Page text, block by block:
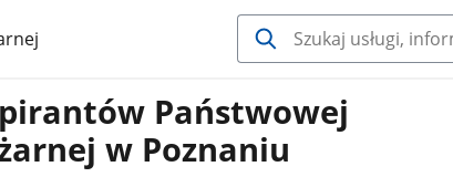
Państwowej
w Poznaniu